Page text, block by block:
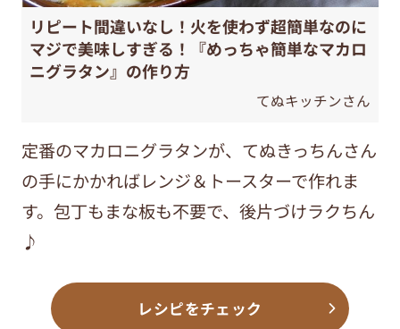
リピート間違いなし！火を使わず超簡単なのに
マジで美味しすぎる！『めっちゃ簡単なマカロ
ニグラタン』の作り方
てぬキッチンさん
定番のマカロニグラタンが、てぬきっちんさん
の手にかかればレンジ＆トースターで作れま
す。包丁もまな板も不要で、後片づけラクちん
♪
レシピをチェック